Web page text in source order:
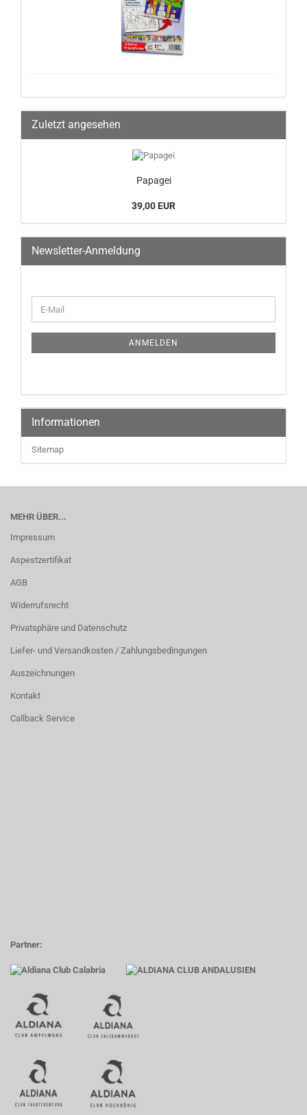
Zuletzt angesehen
Papagei
39,00 EUR
Newsletter-Anmeldung
ANMELDEN
Informationen
Sitemap
MEHR ÜBER...
Impressum
Aspestzertifikat
AGB
Widerrufsrecht
Privatsphäre und Datenschutz
Liefer- und Versandkosten / Zahlungsbedingungen
Auszeichnungen
Kontakt
Callback Service
Partner: